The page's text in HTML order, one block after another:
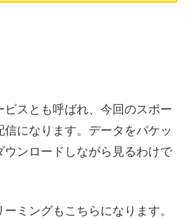
ビスとも呼ばれ、今回のスポー
になります。データをパケッ
ウンロードしながら見るわけで
ミングもこちらになります。